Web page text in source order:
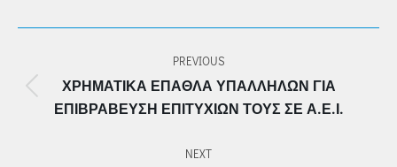
PREVIOUS
Previous
post:
ΧΡΗΜΑΤΙΚΆ ΈΠΑΘΛΑ ΥΠΑΛΛΉΛΩΝ ΓΙΑ
ΕΠΙΒΡΆΒΕΥΣΗ ΕΠΙΤΥΧΙΏΝ ΤΟΥΣ ΣΕ Α.Ε.Ι.
NEXT